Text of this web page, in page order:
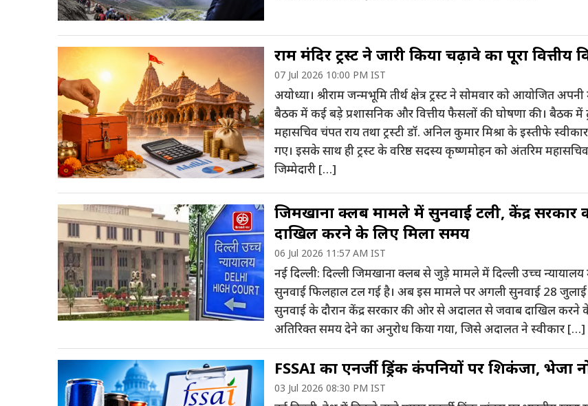
राम मंदिर ट्रस्ट ने जारी किया चढ़ावे का पूरा वित्तीय
07 Jul 2026 10:00 PM IST
अयोध्या। श्रीराम जन्मभूमि तीर्थ क्षेत्र ट्रस्ट ने सोमवार को आयोजित अपनी
बैठक में कई बड़े प्रशासनिक और वित्तीय फैसलों की घोषणा की। बैठक में
महासचिव चंपत राय तथा ट्रस्टी डॉ. अनिल कुमार मिश्रा के इस्तीफे
गए। इसके साथ ही ट्रस्ट के वरिष्ठ सदस्य कृष्णमोहन को अंतरिम
जिम्मेदारी […]
जिमखाना क्लब मामले में सुनवाई टली, केंद्र सरकार
दाखिल करने के लिए मिला समय
06 Jul 2026 11:57 AM IST
नई दिल्ली: दिल्ली जिमखाना क्लब से जुड़े मामले में दिल्ली उच्च न्यायालय
सुनवाई फिलहाल टल गई है। अब इस मामले पर अगली सुनवाई 28 जुलाई
सुनवाई के दौरान केंद्र सरकार की ओर से अदालत से जवाब दाखिल करने
अतिरिक्त समय देने का अनुरोध किया गया, जिसे अदालत ने स्वीकार […]
FSSAI का एनर्जी ड्रिंक कंपनियों पर शिकंजा, भेजा
03 Jul 2026 08:30 PM IST